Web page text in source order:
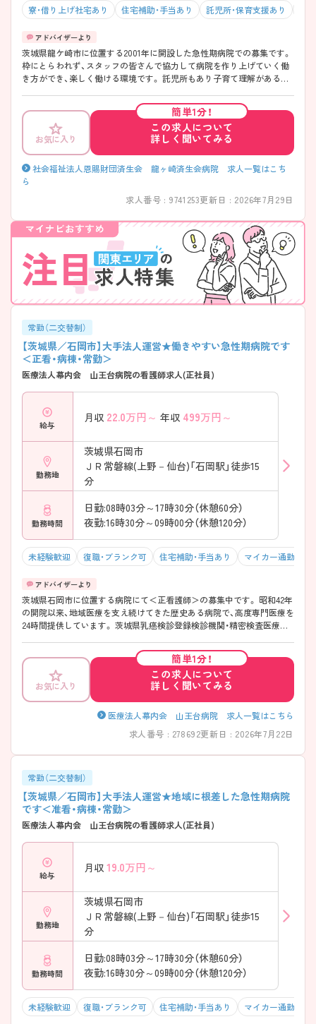
寮・借り上げ社宅あり 住宅補助・手当あり 託児所・保育支援あり
茨城県龍ケ崎市に位置する2001年に開設した急性期病院での募集です。
枠にとらわれず、スタッフの皆さんで協力して病院を作り上げていく働
き方ができ、楽しく働ける環境です。 託児所もあり子育て理解がある病
のある方には詳細をお話しますので、お気軽にお問い合わせください。
お気に入り
簡単1分！
この求人について
詳しく聞いてみる
社会福祉法人恩賜財団済生会 龍ヶ崎済生会病院 求人一覧はこち
ら
求人番号 : 9741253更新日 : 2026年7月29日
常勤（二交替制）
【茨城県／石岡市】大手法人運営★働きやすい急性期病院です
＜正看・病棟・常勤＞
医療法人幕内会 山王台病院の看護師求人(正社員)
給与
月収 22.0万円～ 年収 499万円～
勤務地
茨城県石岡市
ＪＲ常磐線(上野－仙台)「石岡駅」徒歩15
分
勤務時間
日勤:08時03分～17時30分（休憩60分）
夜勤:16時30分～09時00分（休憩120分）
未経験歓迎 復職・ブランク可 住宅補助・手当あり マイカー通勤可・
茨城県石岡市に位置する病院にて＜正看護師＞の募集中です。 昭和42年
の開院以来、地域医療を支え続けてきた歴史ある病院で、高度専門医療を
24時間提供しています。 茨城県乳癌検診登録検診機関・精密検査医療機
ございましたらお気軽にお問い合わせくださいませ!
お気に入り
簡単1分！
この求人について
詳しく聞いてみる
医療法人幕内会 山王台病院 求人一覧はこちら
求人番号 : 278692更新日 : 2026年7月22日
常勤（二交替制）
【茨城県／石岡市】大手法人運営★地域に根差した急性期病院
です＜准看・病棟・常勤＞
医療法人幕内会 山王台病院の看護師求人(正社員)
給与
月収 19.0万円～
勤務地
茨城県石岡市
ＪＲ常磐線(上野－仙台)「石岡駅」徒歩15
分
勤務時間
日勤:08時03分～17時30分（休憩60分）
夜勤:16時30分～09時00分（休憩120分）
未経験歓迎 復職・ブランク可 住宅補助・手当あり マイカー通勤可・